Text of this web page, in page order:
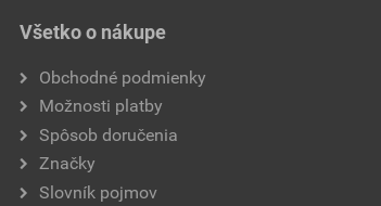
Všetko o nákupe
Obchodné podmienky
Možnosti platby
Spôsob doručenia
Značky
Slovník pojmov